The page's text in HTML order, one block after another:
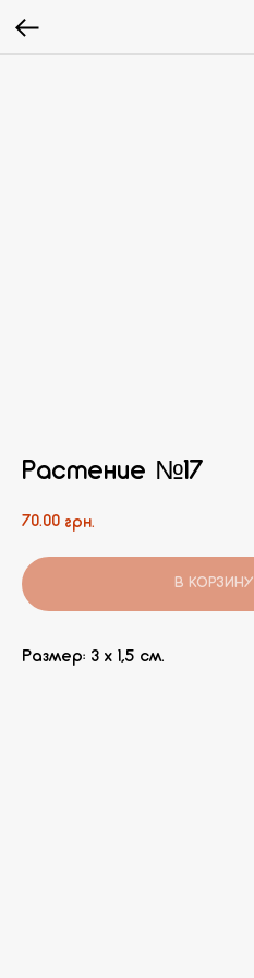
Растение №17
70.00 грн.
В КОРЗИНУ
Размер: 3 х 1,5 см.